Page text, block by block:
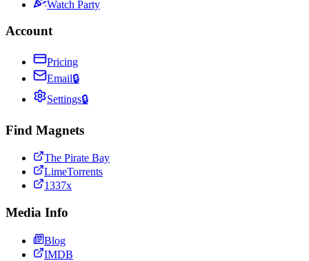
Watch Party
Account
Pricing
Email🔒
Settings🔒
Find Magnets
The Pirate Bay
LimeTorrents
1337x
Media Info
Blog
IMDB